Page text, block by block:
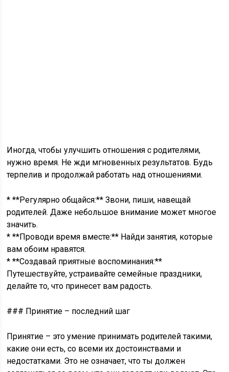
Иногда, чтобы улучшить отношения с родителями,
нужно время. Не жди мгновенных результатов. Будь
терпелив и продолжай работать над отношениями.
* **Регулярно общайся:** Звони, пиши, навещай
родителей. Даже небольшое внимание может многое
значить.
* **Проводи время вместе:** Найди занятия, которые
вам обоим нравятся.
* **Создавай приятные воспоминания:**
Путешествуйте, устраивайте семейные праздники,
делайте то, что принесет вам радость.
### Принятие – последний шаг
Принятие – это умение принимать родителей такими,
какие они есть, со всеми их достоинствами и
недостатками. Это не означает, что ты должен